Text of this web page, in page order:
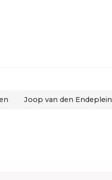
Joop van den Endeplein